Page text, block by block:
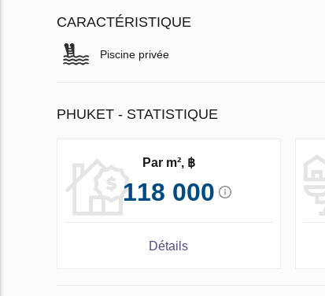
CARACTÉRISTIQUE
Piscine privée
PHUKET - STATISTIQUE
Par m², ฿
118 000
Détails